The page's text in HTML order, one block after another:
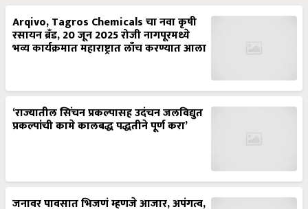
Arqivo, Tagros Chemicals चा नवा कृषी
रसायन ब्रँड, 20 जून 2025 रोजी नागपूरमध्ये
भव्य कार्यक्रमात महाराष्ट्रात लाँच करण्यात आला
‘राज्यातील सिंचन प्रकल्पासह उदंचन जलविद्युत
प्रकल्पांची कामे कालबद्ध पद्धतीने पूर्ण करा’
जनावर पावसात भिजणं म्हणजे आजार, अपंगत्व,